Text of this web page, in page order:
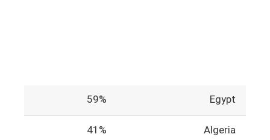
Egypt
59%
Algeria
41%